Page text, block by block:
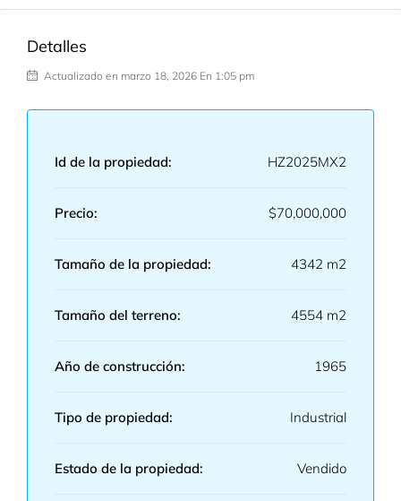
Detalles
Actualizado en marzo 18, 2026 En 1:05 pm
Id de la propiedad: HZ2025MX2
Precio: $70,000,000
Tamaño de la propiedad: 4342 m2
Tamaño del terreno: 4554 m2
Año de construcción: 1965
Tipo de propiedad: Industrial
Estado de la propiedad: Vendido